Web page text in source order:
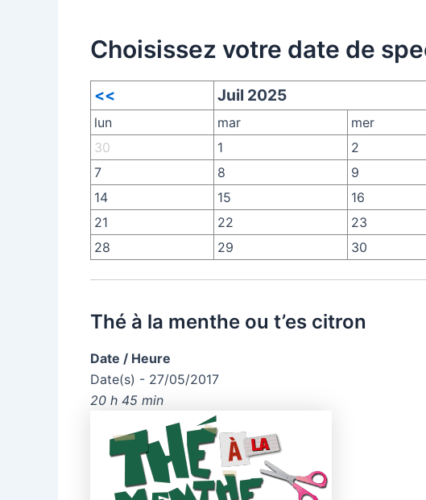
Choisissez votre date de
<< Juil 2025
lun mar mer
30
1 2
7
8 9
14
15 16
21
22 23
28
29 30
Thé à la menthe ou t’es citron
Date / Heure
Date(s) - 27/05/2017
20 h 45 min